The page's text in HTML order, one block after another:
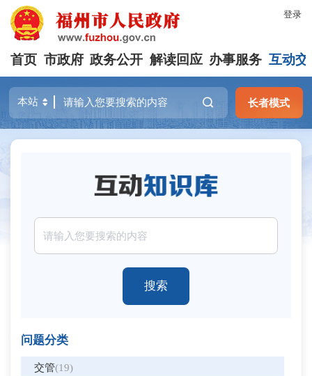
登录
首页 市政府 政务公开 解读回应 办事服务 互动交
长者模式
搜索
问题分类
交管(19)